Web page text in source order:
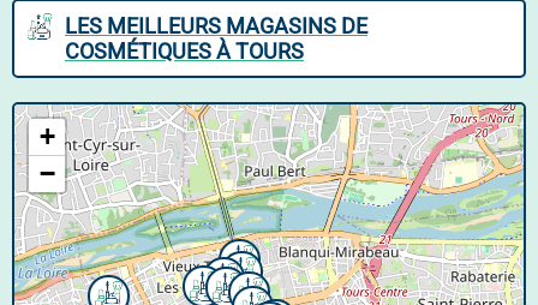
LES MEILLEURS MAGASINS DE
COSMÉTIQUES À TOURS
+
−